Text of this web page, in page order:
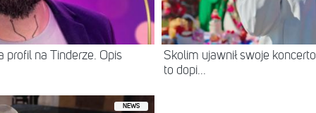
profil na Tinderze. Opis
Skolim ujawnił swoje
to dopi...
NEWS